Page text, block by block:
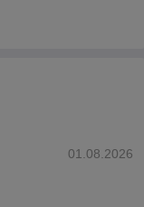
01.08.2026